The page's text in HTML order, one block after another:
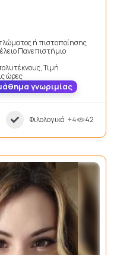
ή πιστοποίησης
Πανεπιστήμιο
Τιμή
ώρες
γνωριμίας
Φιλολογικά +4 42